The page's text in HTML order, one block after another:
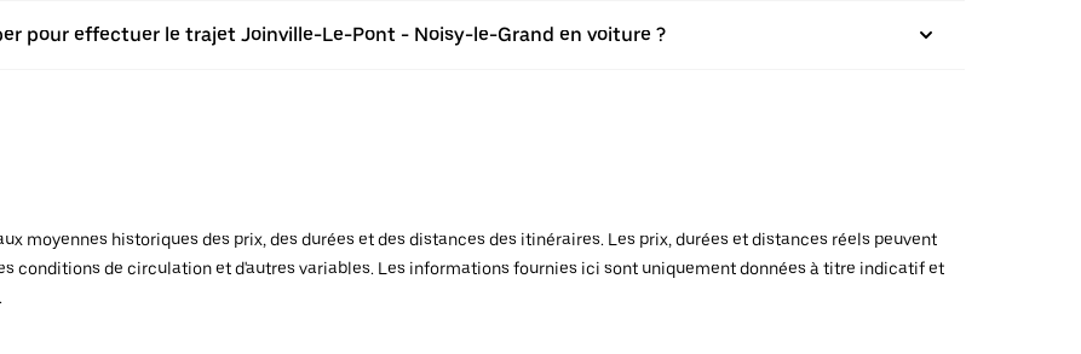
pour effectuer le trajet Joinville-Le-Pont - Noisy-le-Grand en voiture ?
moyennes historiques des prix, des durées et des distances des itinéraires. Les prix, durées et distances réels peuvent
conditions de circulation et d'autres variables. Les informations fournies ici sont uniquement données à titre indicatif et